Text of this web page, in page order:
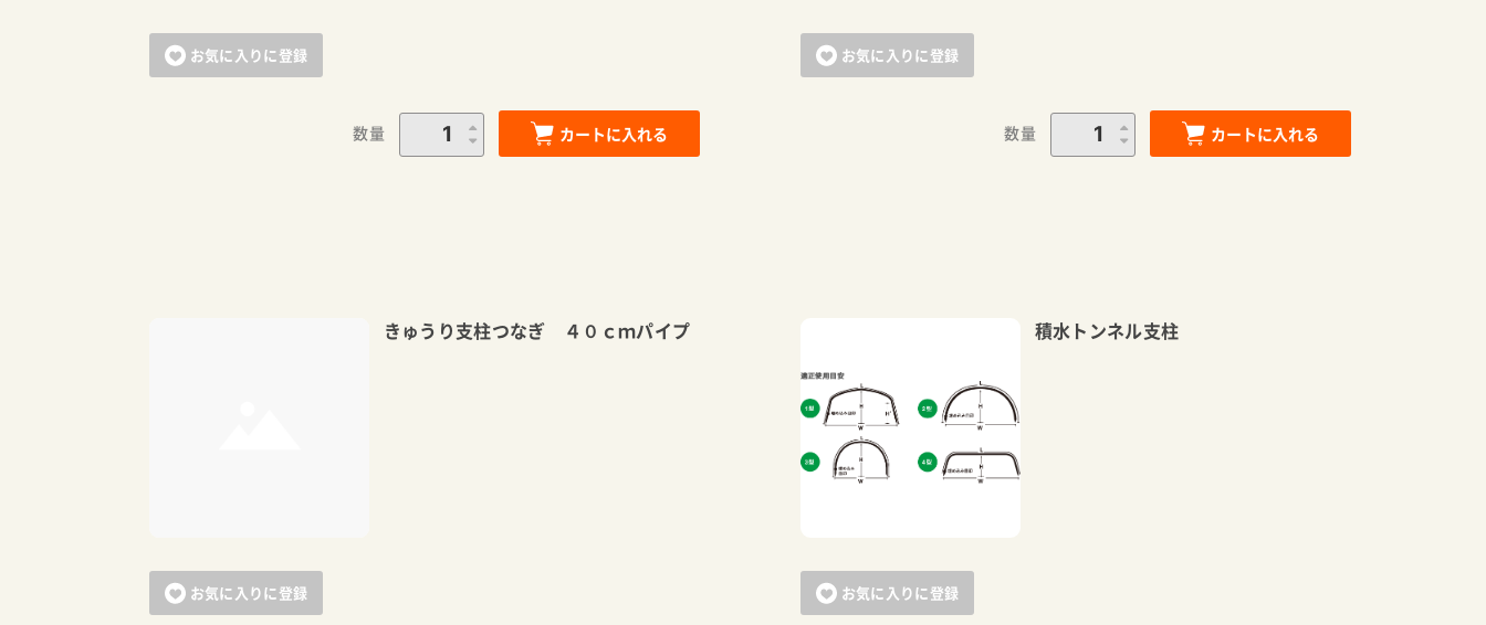
お気に入りに登録
数量 カートに入れる
お気に入りに登録
数量 カートに入れる
お気に入りに登録
きゅうり支柱つなぎ ４０ｃｍパイプ
お気に入りに登録
積水トンネル支柱
カートへ進む